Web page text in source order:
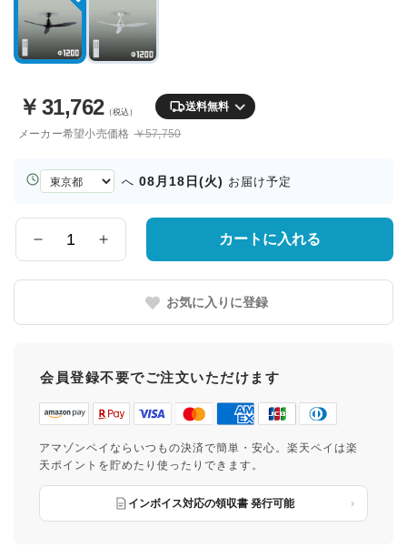
￥ 31,762（税込） 送料無料
メーカー希望小売価格 ￥57,750
お
届
県
へ 08月18日(火) お届け予定
量
カートに入れる
お気に入りに登録
会員登録不要でご注文いただけます
アマゾンペイならいつもの決済で簡単・安心。楽天ペイは楽
天ポイントを貯めたり使ったりできます。
インボイス対応の領収書 発行可能